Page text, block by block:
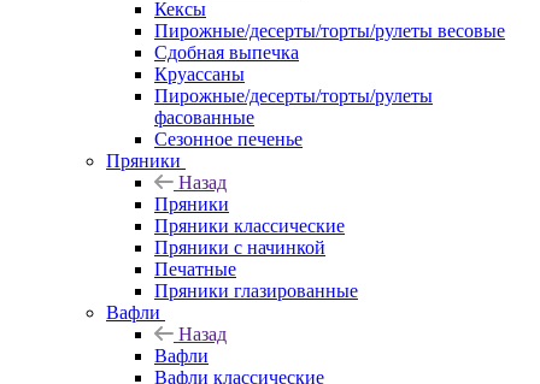
Кексы
Пирожные/десерты/торты/рулеты весовые
Сдобная выпечка
Круассаны
Пирожные/десерты/торты/рулеты
фасованные
Сезонное печенье
Пряники
Назад
Пряники
Пряники классические
Пряники с начинкой
Печатные
Пряники глазированные
Вафли
Назад
Вафли
Вафли классические